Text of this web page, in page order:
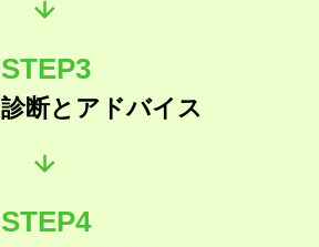
STEP3
診断とアドバイス
STEP4